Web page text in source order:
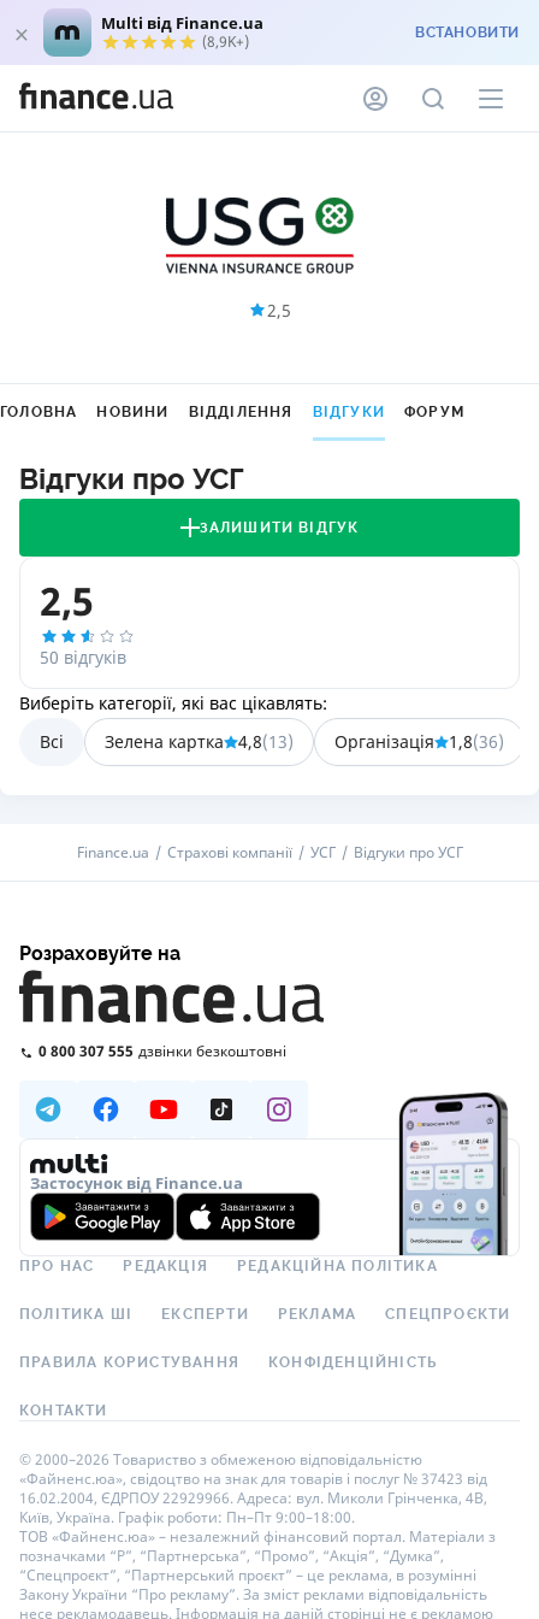
Multi від Finance.ua
(8,9K+) ВСТАНОВИТИ
2,5
ГОЛОВНА НОВИНИ ВІДДІЛЕННЯ ВІДГУКИ ФОРУМ
Відгуки про УСГ
ЗАЛИШИТИ ВІДГУК
2,5
50 відгуків
Виберіть категорії, які вас цікавлять:
Всі
Зелена картка 4,8(13) Організація 1,8(36)
Finance.ua Страхові компанії УСГ Відгуки про УСГ
Розраховуйте на
0 800 307 555 дзвінки безкоштовні
Застосунок від Finance.ua
ПРО НАС РЕДАКЦІЯ РЕДАКЦІЙНА ПОЛІТИКА
ПОЛІТИКА ШІ ЕКСПЕРТИ РЕКЛАМА СПЕЦПРОЄКТИ
ПРАВИЛА КОРИСТУВАННЯ КОНФІДЕНЦІЙНІСТЬ
КОНТАКТИ
© 2000–2026 Товариство з обмеженою відповідальністю
«Файненс.юа», свідоцтво на знак для товарів і послуг № 37423 від
16.02.2004, ЄДРПОУ 22929966. Адреса: вул. Миколи Грінченка, 4В,
Київ, Україна. Графік роботи: Пн–Пт 9:00–18:00.
ТОВ «Файненс.юа» – незалежний фінансовий портал. Матеріали з
позначками “Р”, “Партнерська”, “Промо”, “Акція”, “Думка”,
“Спецпроєкт”, “Партнерський проєкт” – це реклама, в розумінні
Закону України “Про рекламу”. За зміст реклами відповідальність
несе рекламодавець. Інформація на даній сторінці не є рекламою